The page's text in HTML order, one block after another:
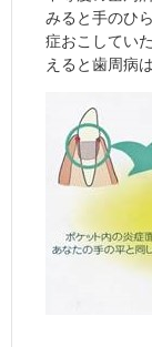
みると手のひ
症おこしてい
えると歯周病